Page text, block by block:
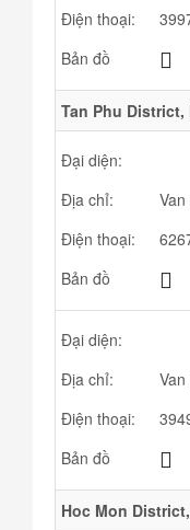
Điện thoại:
Bản đồ
Tan Phu District,
Đại diện:
Địa chỉ:
Điện thoại:
Bản đồ
Đại diện:
Địa chỉ:
Điện thoại:
Bản đồ
Hoc Mon